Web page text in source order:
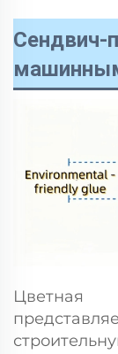
Сендвич-
Цветная